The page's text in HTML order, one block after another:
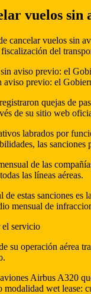
vuelos sin
cancelar vuelos sin
del
previo: el
quejas de
de su sitio web
labrados por
las
de las
las líneas aéreas.
estas sanciones es
mensual de
el servicio
su operación aérea
Airbus A320
modalidad wet